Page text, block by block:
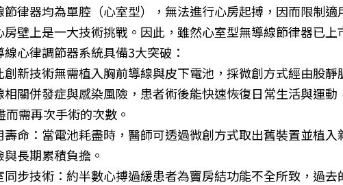
律器均為單腔（心室型），無法進行心房起搏，因而限制
壁上是一大技術挑戰。因此，雖然心室型無導線節律器已
心律調節器系統具備3大突破：
新技術無需植入胸前導線與皮下電池，採微創方式經由股
關併發症與感染風險，患者術後能快速恢復日常生活與運
需再次手術的次數。
命：當電池耗盡時，醫師可透過微創方式取出舊裝置並植
長期累積負擔。
步技術：約半數心搏過緩患者為竇房結功能不全所致，過